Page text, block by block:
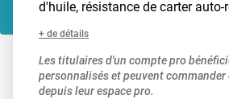
d'huile, résistance de carter auto-
+ de détails
Les titulaires d'un compte pro
personnalisés et peuvent
depuis leur espace pro.